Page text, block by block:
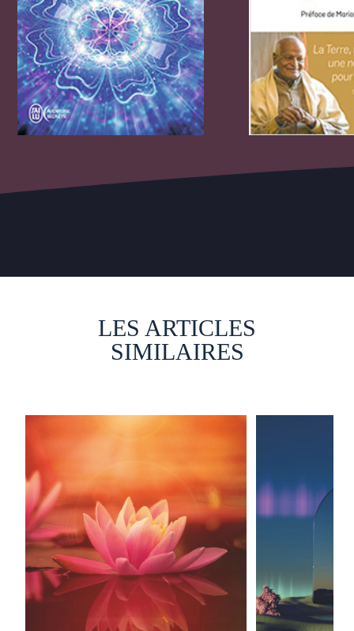
LES ARTICLES
SIMILAIRES